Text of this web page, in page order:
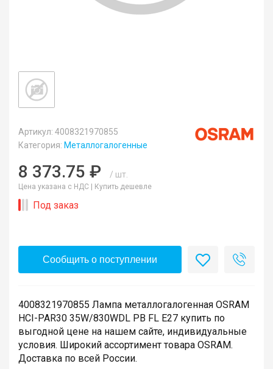
Артикул: 4008321970855
Категория: Металлогалогенные
8 373.75 ₽ / шт.
Цена указана с НДС | Купить дешевле
Под заказ
Сообщить о поступлении
4008321970855 Лампа металлогалогенная OSRAM
HCI-PAR30 35W/830WDL PB FL E27 купить по
выгодной цене на нашем сайте, индивидуальные
условия. Широкий ассортимент товара OSRAM.
Доставка по всей России.